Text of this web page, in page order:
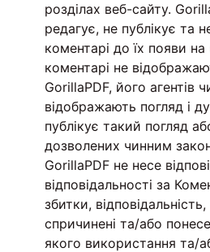
розділах веб-сайту.
редагує, не публікує та
коментарі до їх появи на
коментарі не
GorillaPDF, його агентів
відображають погляд і
публікує такий погляд
дозволених чинним
GorillaPDF не несе
відповідальності за
збитки,
спричинені та/або
якого використання та/